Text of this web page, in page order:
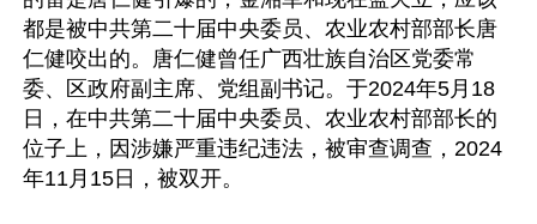
都是被中共第二十届中央委员、农业农村部部长唐
仁健咬出的。唐仁健曾任广西壮族自治区党委常
委、区政府副主席、党组副书记。于2024年5月18
日，在中共第二十届中央委员、农业农村部部长的
位子上，因涉嫌严重违纪违法，被审查调查，2024
年11月15日，被双开。